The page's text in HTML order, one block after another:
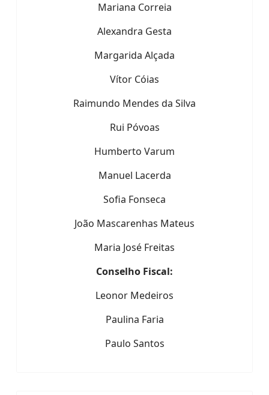
Mariana Correia
Alexandra Gesta
Margarida Alçada
Vítor Cóias
Raimundo Mendes da Silva
Rui Póvoas
Humberto Varum
Manuel Lacerda
Sofia Fonseca
João Mascarenhas Mateus
Maria José Freitas
Conselho Fiscal:
Leonor Medeiros
Paulina Faria
Paulo Santos